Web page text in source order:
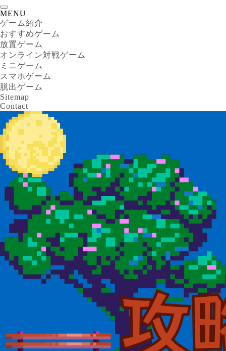
MENU
ゲーム紹介
おすすめゲーム
放置ゲーム
オンライン対戦ゲーム
ミニゲーム
スマホゲーム
脱出ゲーム
Sitemap
Contact